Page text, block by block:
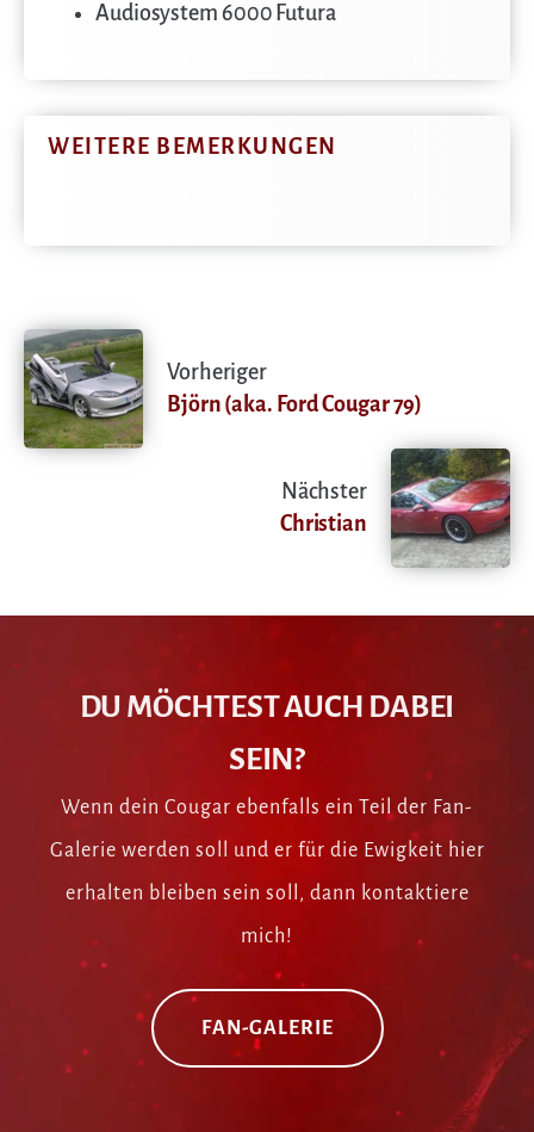
Audiosystem 6000 Futura
WEITERE BEMERKUNGEN
Vorheriger
Björn (aka. Ford Cougar 79)
Nächster
Christian
DU MÖCHTEST AUCH DABEI
SEIN?
Wenn dein Cougar ebenfalls ein Teil der Fan-
Galerie werden soll und er für die Ewigkeit hier
erhalten bleiben sein soll, dann kontaktiere
mich!
FAN-GALERIE